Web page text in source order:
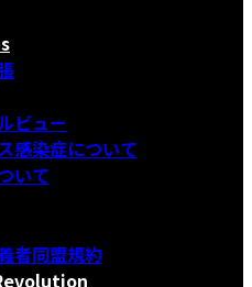
ビュー
感染症について
いて
者同盟規約